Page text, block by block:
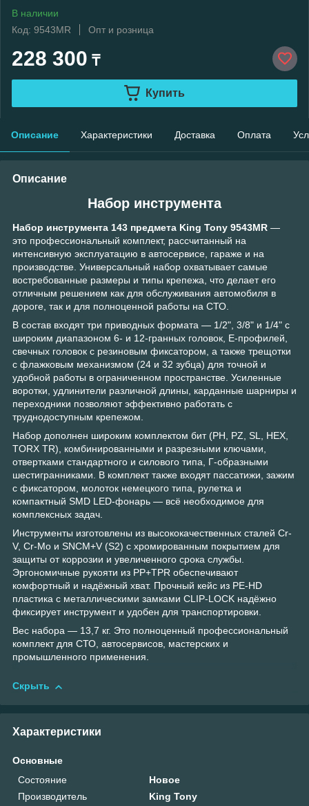
В наличии
Код: 9543MR
Опт и розница
228 300 ₸
Купить
Описание Характеристики Доставка Оплата
Описание
Набор инструмента
Набор инструмента 143 предмета King Tony 9543MR —
это профессиональный комплект, рассчитанный на
интенсивную эксплуатацию в автосервисе, гараже и на
производстве. Универсальный набор охватывает самые
востребованные размеры и типы крепежа, что делает его
отличным решением как для обслуживания автомобиля в
дороге, так и для полноценной работы на СТО.
В состав входят три приводных формата — 1/2", 3/8" и 1/4" с
широким диапазоном 6- и 12-гранных головок, Е-профилей,
свечных головок с резиновым фиксатором, а также трещотки
с флажковым механизмом (24 и 32 зубца) для точной и
удобной работы в ограниченном пространстве. Усиленные
воротки, удлинители различной длины, карданные шарниры и
переходники позволяют эффективно работать с
труднодоступным крепежом.
Набор дополнен широким комплектом бит (PH, PZ, SL, HEX,
TORX TR), комбинированными и разрезными ключами,
отвертками стандартного и силового типа, Г-образными
шестигранниками. В комплект также входят пассатижи, зажим
с фиксатором, молоток немецкого типа, рулетка и
компактный SMD LED-фонарь — всё необходимое для
комплексных задач.
Инструменты изготовлены из высококачественных сталей Cr-
V, Cr-Mo и SNCM+V (S2) с хромированным покрытием для
защиты от коррозии и увеличенного срока службы.
Эргономичные рукояти из PP+TPR обеспечивают
комфортный и надёжный хват. Прочный кейс из PE-HD
пластика с металлическими замками CLIP-LOCK надёжно
фиксирует инструмент и удобен для транспортировки.
Вес набора — 13,7 кг. Это полноценный профессиональный
комплект для СТО, автосервисов, мастерских и
промышленного применения.
Скрыть
Характеристики
Основные
Состояние
Новое
Производитель
King Tony